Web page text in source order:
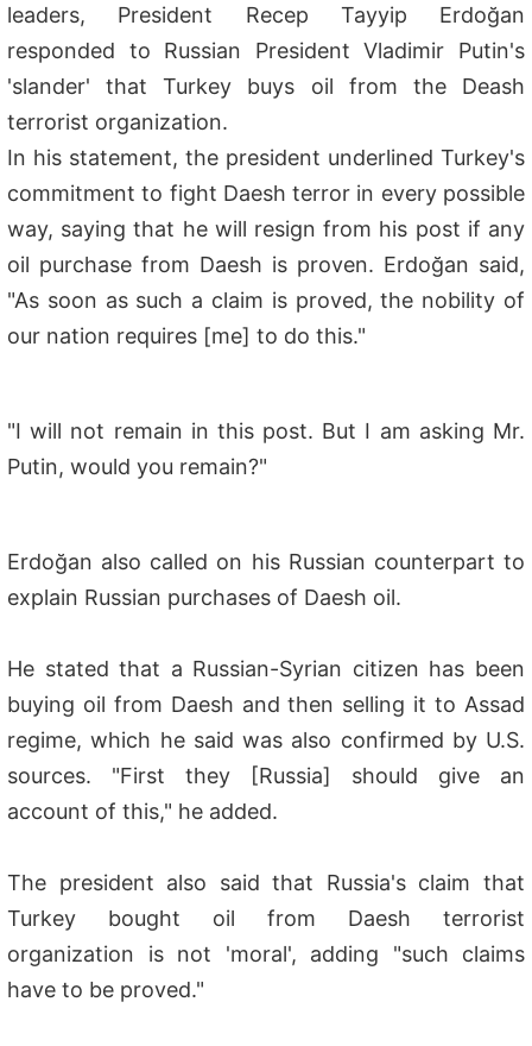
leaders, President Recep Tayyip Erdoğan
responded to Russian President Vladimir Putin's
'slander' that Turkey buys oil from the Deash
terrorist organization.
In his statement, the president underlined Turkey's
commitment to fight Daesh terror in every possible
way, saying that he will resign from his post if any
oil purchase from Daesh is proven. Erdoğan said,
"As soon as such a claim is proved, the nobility of
our nation requires [me] to do this."
"I will not remain in this post. But I am asking Mr.
Putin, would you remain?"
Erdoğan also called on his Russian counterpart to
explain Russian purchases of Daesh oil.
He stated that a Russian-Syrian citizen has been
buying oil from Daesh and then selling it to Assad
regime, which he said was also confirmed by U.S.
sources. "First they [Russia] should give an
account of this," he added.
The president also said that Russia's claim that
Turkey bought oil from Daesh terrorist
organization is not 'moral', adding "such claims
have to be proved."